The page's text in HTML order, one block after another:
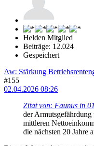
Helden Mitglied
Beiträge: 12.024
Gespeichert
Aw: Stärkung
#155
02.04.2026 08:26
Zitat von: Faunus in
der
mittleren
die nächsten 20 Jahre